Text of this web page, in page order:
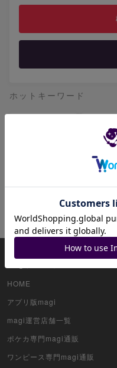
ホットキーワード
サーナイト
HOME
アプリ版magi
magi運営店舗一覧
ポケカ専門magi通販
ワンピース専門magi通販